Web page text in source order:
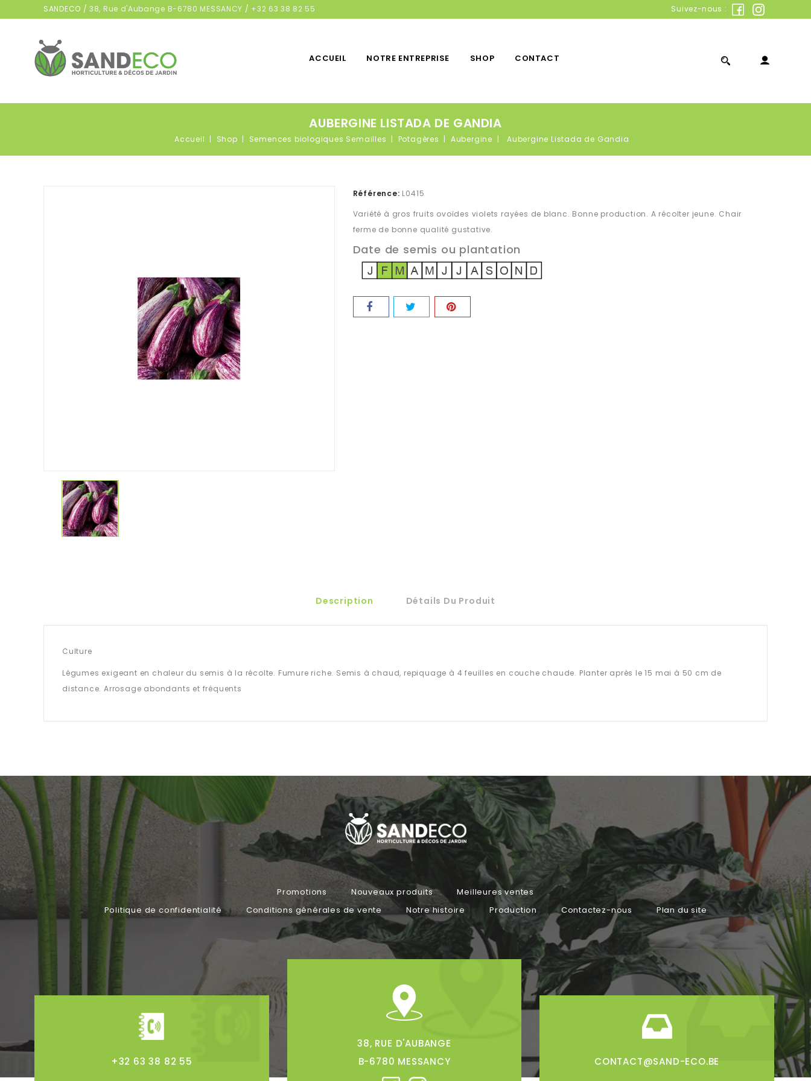
SANDECO / 38, Rue d'Aubange B-6780 MESSANCY / +32 63 38 82 55 Suivez-nous :
ACCUEIL NOTRE ENTREPRISE SHOP CONTACT
AUBERGINE LISTADA DE GANDIA
Accueil Shop Semences biologiques Semailles Potagères Aubergine Aubergine Listada de Gandia
Référence: L0415
Variété à gros fruits ovoïdes violets rayées de blanc. Bonne production. A récolter jeune. Chair
ferme de bonne qualité gustative.
Date de semis ou plantation
Description Détails Du Produit
Culture
Légumes exigeant en chaleur du semis à la récolte. Fumure riche. Semis à chaud, repiquage à 4 feuilles en couche chaude. Planter après le 15 mai à 50 cm de
distance. Arrosage abondants et fréquents
Promotions Nouveaux produits
Meilleures ventes
Politique de confidentialité
Conditions générales de vente Notre histoire Production Contactez-nous Plan du site
+32 63 38 82 55
38, RUE D'AUBANGE
B-6780 MESSANCY
CONTACT@SAND-ECO.BE